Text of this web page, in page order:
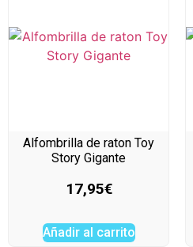
Alfombrilla de raton Toy
Story Gigante
17,95€
Añadir al carrito